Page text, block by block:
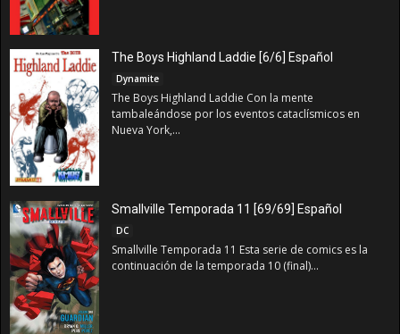
The Boys Highland Laddie [6/6] Español
Dynamite
The Boys Highland Laddie Con la mente
tambaleándose por los eventos cataclísmicos en
Nueva York,...
Smallville Temporada 11 [69/69] Español
DC
Smallville Temporada 11 Esta serie de comics es la
continuación de la temporada 10 (final)...